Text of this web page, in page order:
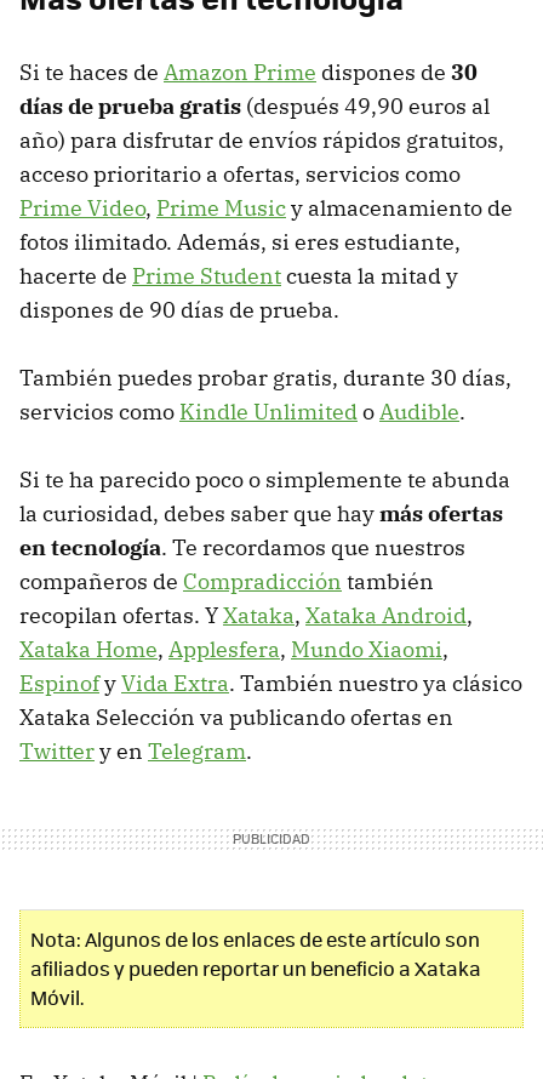
Si te haces de Amazon Prime dispones de 30
días de prueba gratis (después 49,90 euros al
año) para disfrutar de envíos rápidos gratuitos,
acceso prioritario a ofertas, servicios como
Prime Video, Prime Musicy almacenamiento de
fotos ilimitado. Además, si eres estudiante,
hacerte de Prime Studentcuesta la mitad y
dispones de 90 días de prueba.
También puedes probar gratis, durante 30 días,
servicios como Kindle UnlimitedoAudible.
Si te ha parecido poco o simplemente te abunda
la curiosidad, debes saber que haymás ofertas
en tecnología. Te recordamos que nuestros
compañeros de Compradicción también
recopilan ofertas. YXataka, Xataka Android,
Xataka Home, Applesfera, Mundo Xiaomi,
EspinofyVida Extra. También nuestro ya clásico
Xataka Selección va publicando ofertas en
Twittery en Telegram.
Nota: Algunos de los enlaces de este artículo son
afiliados y pueden reportar un beneficio a Xataka
Móvil.